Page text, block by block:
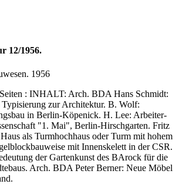
12/1956.
1956
: INHALT: Arch. BDA Hans Schmidt:
zur Architektur. B. Wolf:
in Berlin-Köpenick. H. Lee: Arbeiter-
"1. Mai", Berlin-Hirschgarten. Fritz
als Turmhochhaus oder Turm mit hohem
mit Innenskelett in der CSR.
der Gartenkunst des BArock für die
Arch. BDA Peter Berner: Neue Möbel